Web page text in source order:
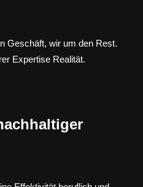
Geschäft, wir um den Rest.
Expertise Realität.